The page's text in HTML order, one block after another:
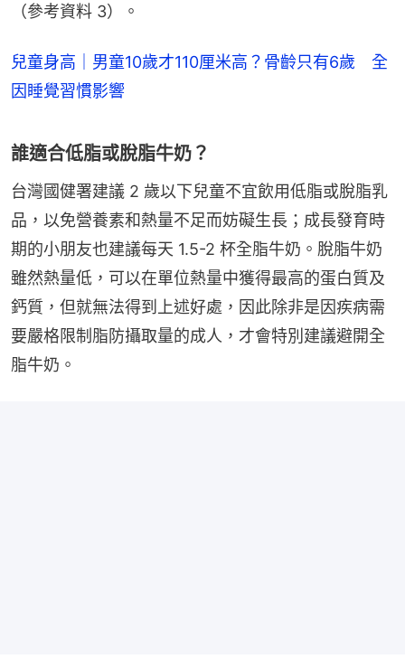
（參考資料 3）。
兒童身高｜男童10歲才110厘米高？骨齡只有6歲 全
因睡覺習慣影響
誰適合低脂或脫脂牛奶？
台灣國健署建議 2 歲以下兒童不宜飲用低脂或脫脂乳
品，以免營養素和熱量不足而妨礙生長；成長發育時
期的小朋友也建議每天 1.5-2 杯全脂牛奶。脫脂牛奶
雖然熱量低，可以在單位熱量中獲得最高的蛋白質及
鈣質，但就無法得到上述好處，因此除非是因疾病需
要嚴格限制脂防攝取量的成人，才會特別建議避開全
脂牛奶。